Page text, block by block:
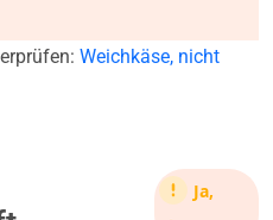
Weichkäse, nicht
Ja,